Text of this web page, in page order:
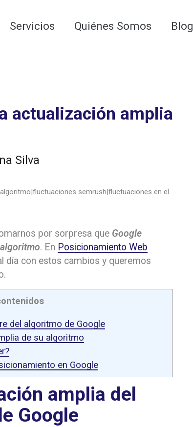
Servicios Quiénes Somos Blog
actualización amplia
Silva
por sorpresa que Google
. En Posicionamiento Web
día con estos cambios y queremos
del algoritmo de Google
de su algoritmo
en Google
amplia del
Google